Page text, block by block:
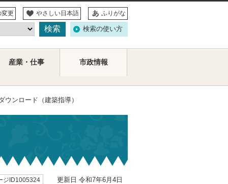
更 やさしい日本語 ふりがな
検索の使い方
産業・仕事 市政情報
ンロード（建築指導）
ジID1005324 更新日 令和7年6月4日